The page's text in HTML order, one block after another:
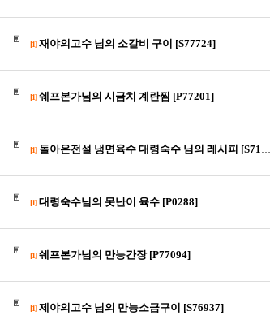
[1] 재야의고수 님의 소갈비 구이 [S77724]
[1] 쉐프본가님의 시금치 계란찜 [P77201]
[1] 돌아온전설 냉면육수 대령숙수 님의 레시피 [S71644]
[1] 대령숙수님의 못난이 육수 [P0288]
[1] 쉐프본가님의 만능간장 [P77094]
[1] 제야의고수 님의 만능소금구이 [S76937]